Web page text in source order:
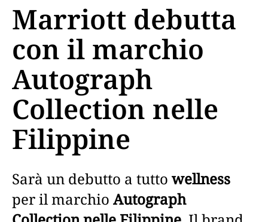
Marriott debutta
con il marchio
Autograph
Collection nelle
Filippine
Sarà un debutto a tutto wellness
per il marchio Autograph